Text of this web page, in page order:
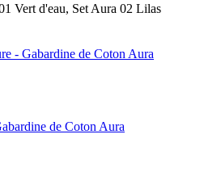
Vert d'eau, Set Aura 02 Lilas
- Gabardine de Coton Aura
de Coton Aura